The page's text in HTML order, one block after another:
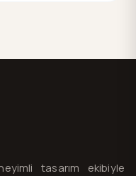
iletişim
tasarım ekibiyle